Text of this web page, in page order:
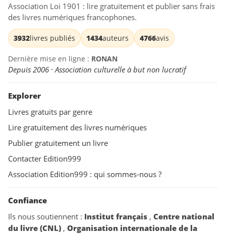
Association Loi 1901 : lire gratuitement et publier sans frais
des livres numériques francophones.
3932livres publiés 1434auteurs 4766avis
Dernière mise en ligne : RONAN
Depuis 2006 · Association culturelle à but non lucratif
Explorer
Livres gratuits par genre
Lire gratuitement des livres numériques
Publier gratuitement un livre
Contacter Edition999
Association Edition999 : qui sommes-nous ?
Confiance
Ils nous soutiennent : Institut français , Centre national
du livre (CNL) , Organisation internationale de la